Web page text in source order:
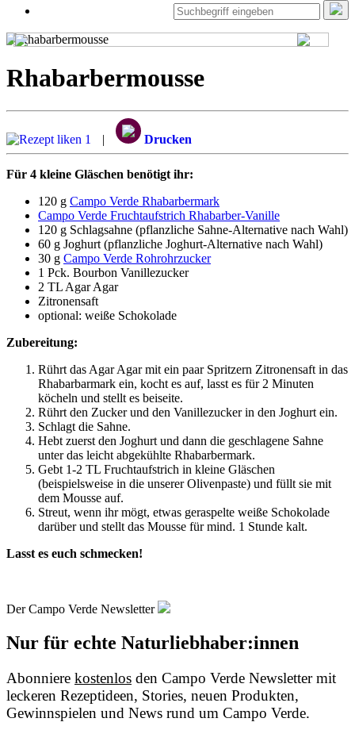
Rhabarbermousse
1 | Drucken
Für 4 kleine Gläschen benötigt ihr:
120 g Campo Verde Rhabarbermark
Campo Verde Fruchtaufstrich Rhabarber-Vanille
120 g Schlagsahne (pflanzliche Sahne-Alternative nach Wahl)
60 g Joghurt (pflanzliche Joghurt-Alternative nach Wahl)
30 g Campo Verde Rohrohrzucker
1 Pck. Bourbon Vanillezucker
2 TL Agar Agar
Zitronensaft
optional: weiße Schokolade
Zubereitung:
Rührt das Agar Agar mit ein paar Spritzern Zitronensaft in das
Rhabarbarmark ein, kocht es auf, lasst es für 2 Minuten
köcheln und stellt es beiseite.
Rührt den Zucker und den Vanillezucker in den Joghurt ein.
Schlagt die Sahne.
Hebt zuerst den Joghurt und dann die geschlagene Sahne
unter das leicht abgekühlte Rhabarbermark.
Gebt 1-2 TL Fruchtaufstrich in kleine Gläschen
(beispielsweise in die unserer Olivenpaste) und füllt sie mit
dem Mousse auf.
Streut, wenn ihr mögt, etwas geraspelte weiße Schokolade
darüber und stellt das Mousse für mind. 1 Stunde kalt.
Lasst es euch schmecken!
Der Campo Verde Newsletter
Nur für echte Naturliebhaber:innen
Abonniere kostenlos den Campo Verde Newsletter mit
leckeren Rezeptideen, Stories, neuen Produkten,
Gewinnspielen und News rund um Campo Verde.